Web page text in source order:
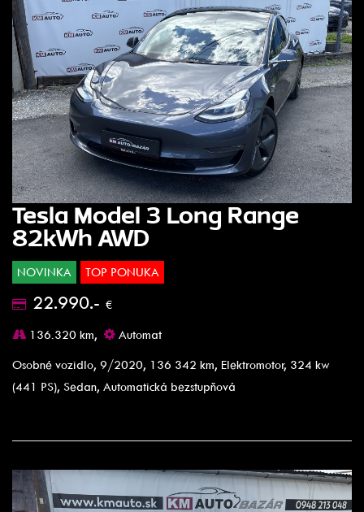
Tesla Model 3 Long Range
82kWh AWD
NOVINKA TOP PONUKA
22.990.- €
136.320 km,
Automat
Osobné vozidlo, 9/2020, 136 342 km, Elektromotor, 324 kw
(441 PS), Sedan, Automatická bezstupňová